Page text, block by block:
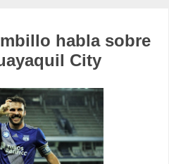
habla sobre
City